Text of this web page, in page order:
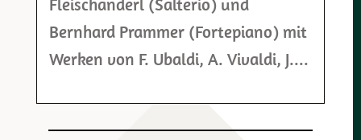
Bernhard Prammer (Fortepiano) mit
Werken von F. Ubaldi, A. Vivaldi, J....